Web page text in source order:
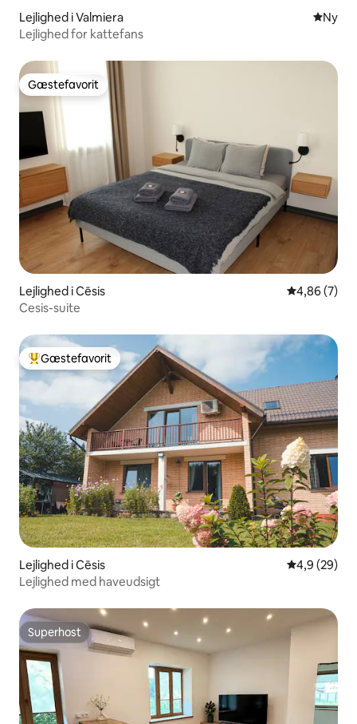
Lejlighed i Valmiera Nyt
Ny
Lejlighed for kattefans
Gæstefavorit
Gæstefavorit
Lejlighed i Cēsis 4,86 ud af 5
4,86 (7)
Cesis-suite
Bedste gæstefavorit
Gæstefavorit
Lejlighed i Cēsis 4,9 ud af 5 i
4,9 (29)
Lejlighed med haveudsigt
Superhost
Superhost